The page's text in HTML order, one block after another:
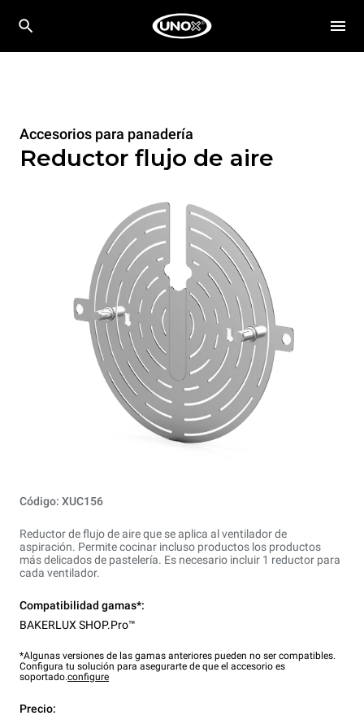
Accesorios para panadería
Reductor flujo de aire
Código: XUC156
Reductor de flujo de aire que se aplica al ventilador de
aspiración. Permite cocinar incluso productos los productos
más delicados de pastelería. Es necesario incluir 1 reductor para
cada ventilador.
Compatibilidad gamas*:
BAKERLUX SHOP.Pro™
*Algunas versiones de las gamas anteriores pueden no ser compatibles.
Configura tu solución para asegurarte de que el accesorio es
soportado.configure
Precio: